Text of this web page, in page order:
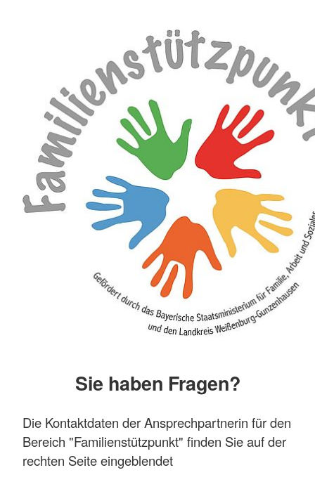
Sie haben Fragen?
Die Kontaktdaten der Ansprechpartnerin für den
Bereich "Familienstützpunkt" finden Sie auf der
rechten Seite eingeblendet